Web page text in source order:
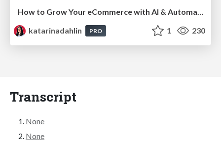
katarinadahlin
PRO 1 230
Transcript
None
None